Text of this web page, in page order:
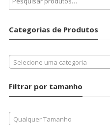
por:
Categorias de Produtos
Selecione uma categoria
Filtrar por tamanho
Qualquer Tamanho